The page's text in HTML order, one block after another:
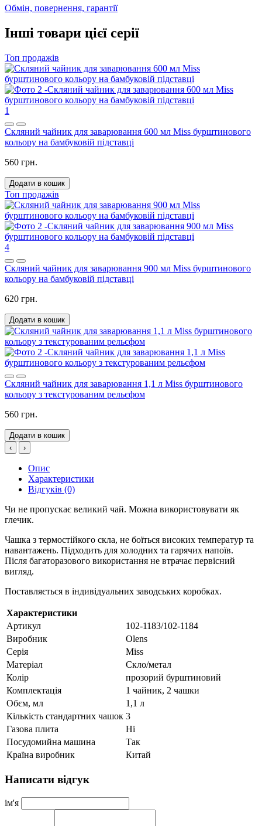
Обмін, повернення, гарантії
Інші товари цієї серії
Топ продажів
1
Скляний чайник для заварювання 600 мл Miss бурштинового
кольору на бамбуковій підставці
560 грн.
Додати в кошик
Топ продажів
4
Скляний чайник для заварювання 900 мл Miss бурштинового
кольору на бамбуковій підставці
620 грн.
Додати в кошик
Скляний чайник для заварювання 1,1 л Miss бурштинового
кольору з текстурованим рельєфом
560 грн.
Додати в кошик
‹
›
Опис
Характеристики
Відгуків (0)
Чи не пропускає великий чай. Можна використовувати як
глечик.
Чашка з термостійкого скла, не боїться високих температур та
навантажень. Підходить для холодних та гарячих напоїв.
Після багаторазового використання не втрачає первісний
вигляд.
Поставляється в індивідуальних заводських коробках.
Характеристики
Артикул
102-1183/102-1184
Виробник
Olens
Серія
Miss
Матеріал
Скло/метал
Колір
прозорий бурштиновий
Комплектація
1 чайник, 2 чашки
Обєм, мл
1,1 л
Кількість стандартних чашок 3
Газова плита
Ні
Посудомийна машина
Так
Країна виробник
Китай
Написати відгук
ім'я